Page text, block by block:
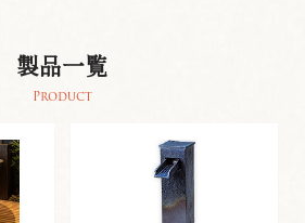
製品一覧
Product